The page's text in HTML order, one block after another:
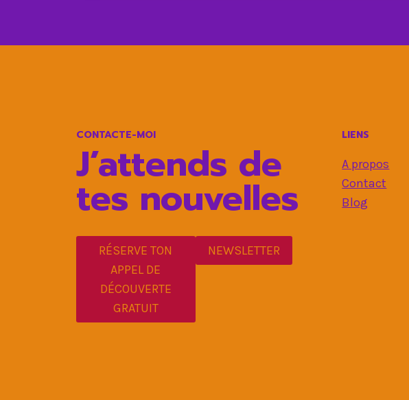
CONTACTE-MOI
J’attends de
tes nouvelles
RÉSERVE TON
APPEL DE
DÉCOUVERTE
GRATUIT
NEWSLETTER
LIENS
A propos
Contact
Blog